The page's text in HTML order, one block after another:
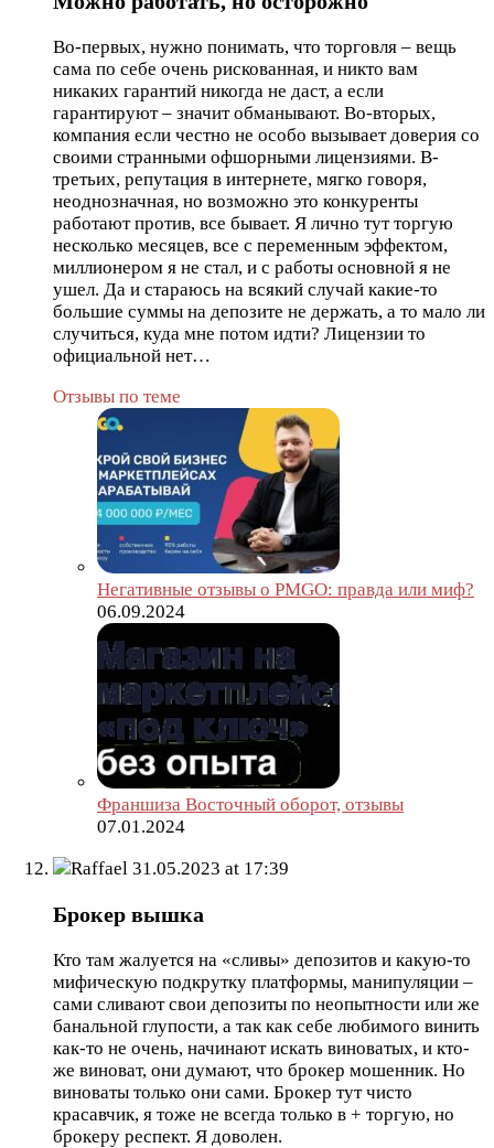
Во-первых, нужно понимать, что торговля – вещь
сама по себе очень рискованная, и никто вам
никаких гарантий никогда не даст, а если
гарантируют – значит обманывают. Во-вторых,
компания если честно не особо вызывает доверия со
своими странными офшорными лицензиями. В-
третьих, репутация в интернете, мягко говоря,
неоднозначная, но возможно это конкуренты
работают против, все бывает. Я лично тут торгую
несколько месяцев, все с переменным эффектом,
миллионером я не стал, и с работы основной я не
ушел. Да и стараюсь на всякий случай какие-то
большие суммы на депозите не держать, а то мало ли
случиться, куда мне потом идти? Лицензии то
официальной нет…
Отзывы по теме
Негативные отзывы о PMGO: правда или миф?
06.09.2024
Франшиза Восточный оборот, отзывы
07.01.2024
Raffael 31.05.2023 at 17:39
Брокер вышка
Кто там жалуется на «сливы» депозитов и какую-то
мифическую подкрутку платформы, манипуляции –
сами сливают свои депозиты по неопытности или же
банальной глупости, а так как себе любимого винить
как-то не очень, начинают искать виноватых, и кто-
же виноват, они думают, что брокер мошенник. Но
виноваты только они сами. Брокер тут чисто
красавчик, я тоже не всегда только в + торгую, но
брокеру респект. Я доволен.